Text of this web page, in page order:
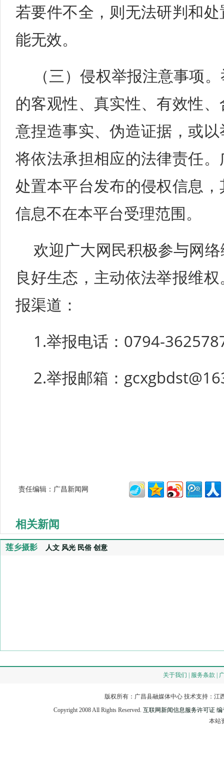
若要件不全，则无法研判和
能无效。
（三）侵权举报注意事项
的客观性、真实性、有效性
意捏造事实、伪造证据，或
将依法承担相应的法律责任
处置本平台发布的侵权信息
信息不在本平台受理范围。
欢迎广大网民积极参与网
良好生态，主动依法举报维
报渠道：
1.举报电话：0794-
2.举报邮箱：
责任编辑：广昌新闻网
相关新闻
莲乡摄影 人文 风光 民俗 创意
关于我们 | 服务条款 |
版权所有：广昌县融媒体中心 技术支持：江
Copyright 2008 All Rights Reserved.互联网新闻信息服务许可证 编
本站